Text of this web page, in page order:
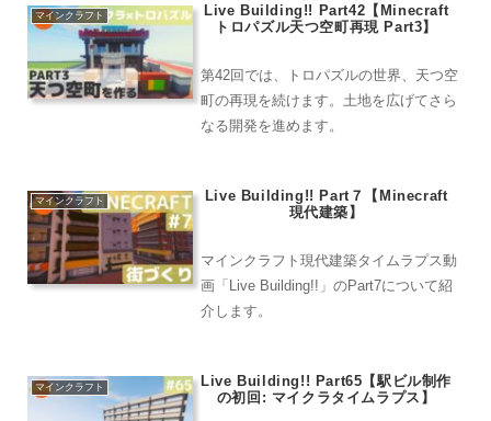
マインクラフト
Live Building!! Part42【Minecraft
トロパズル天つ空町再現 Part3】
第42回では、トロパズルの世界、天つ空
町の再現を続けます。土地を広げてさら
なる開発を進めます。
マインクラフト
Live Building!! Part７【Minecraft
現代建築】
マインクラフト現代建築タイムラプス動
画「Live Building!!」のPart7について紹
介します。
マインクラフト
Live Building!! Part65【駅ビル制作
の初回: マイクラタイムラプス】